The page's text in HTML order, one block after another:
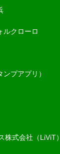
ルクローロ
プアプリ）
株式会社（LiViT）